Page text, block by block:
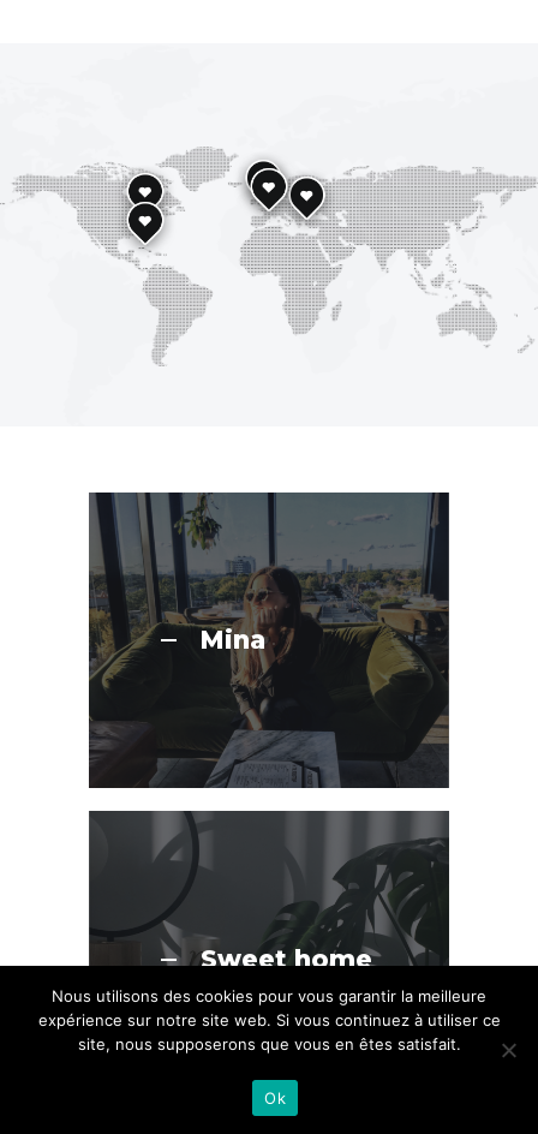
Mina
Sweet home
Nous utilisons des cookies pour vous garantir la meilleure
expérience sur notre site web. Si vous continuez à utiliser ce
site, nous supposerons que vous en êtes satisfait.
Ok